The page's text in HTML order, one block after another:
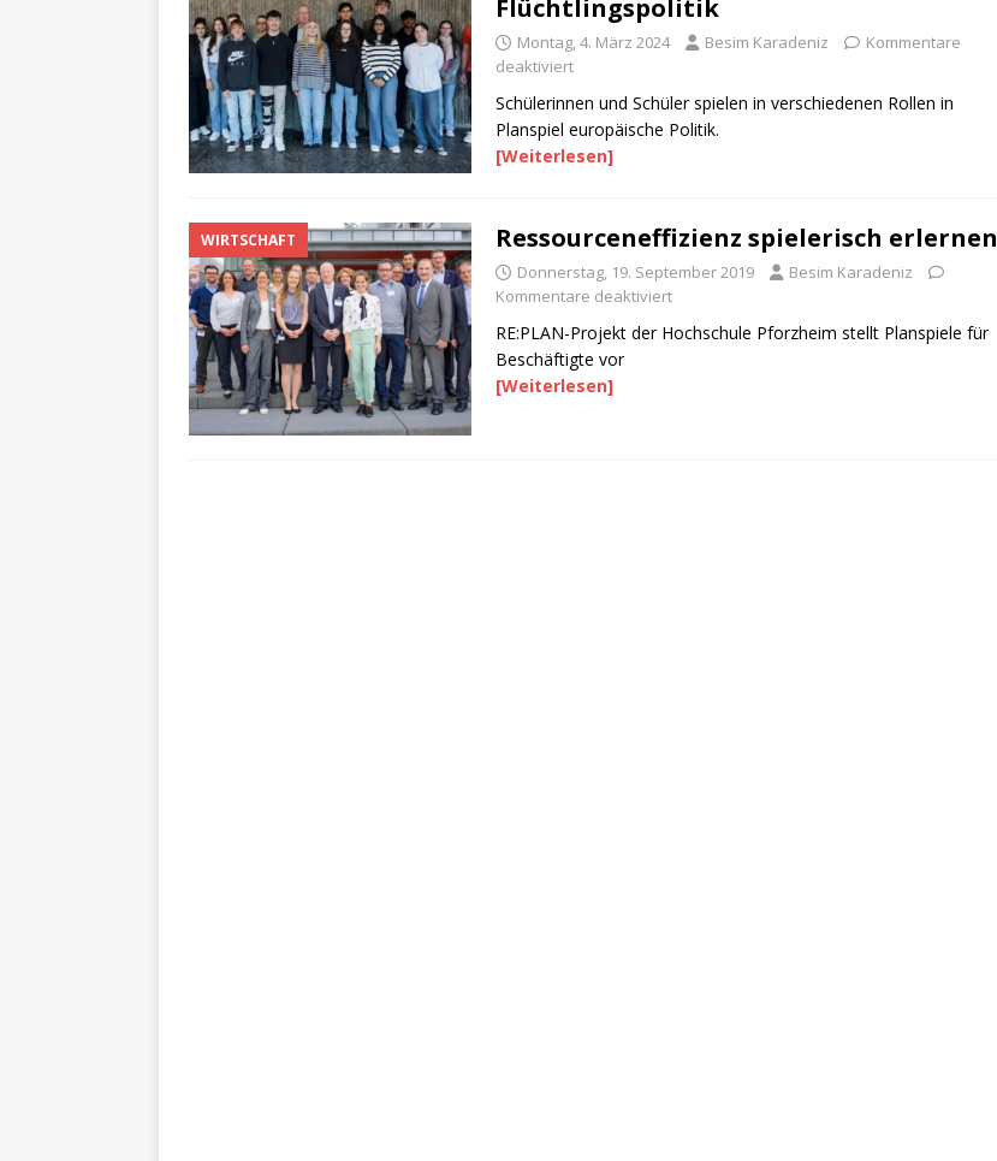
Flüchtlingspolitik
Montag, 4. März 2024 Besim Karadeniz
Kommentare
deaktiviert
Schülerinnen und Schüler spielen in verschiedenen Rollen in
Planspiel europäische Politik.
[Weiterlesen]
WIRTSCHAFT Ressourceneffizienz spielerisch erlernen
Donnerstag, 19. September 2019
Besim Karadeniz
Kommentare deaktiviert
RE:PLAN-Projekt der Hochschule Pforzheim stellt Planspiele für
Beschäftigte vor
[Weiterlesen]